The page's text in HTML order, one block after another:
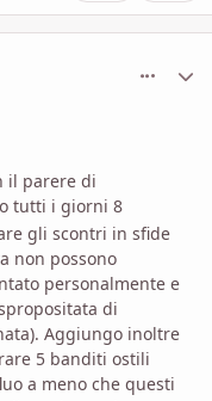
il parere di
tutti i giorni 8
gli scontri in sfide
non possono
personalmente e
di
Aggiungo inoltre
5 banditi ostili
a meno che questi